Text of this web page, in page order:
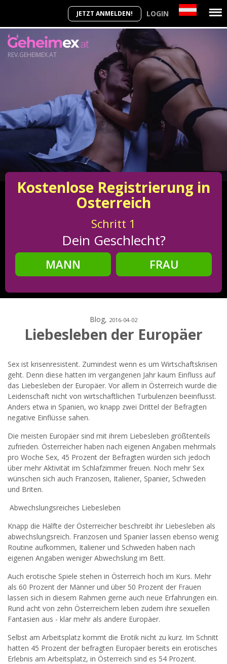
JETZT ANMELDEN! LOGIN
REV.GEHEIMEX.AT
Kostenlose Registrierung in
Osterreich
Schritt 1
Dein Geschlecht?
MANN
FRAU
Schritt2
Schritt3
Deine E-Mail?
Nutzungsbedingungenund derDatenschutzerklärung
einverstanden. Ich erhalte Informationen und Angebote des
Betreibers per E-Mail, der Zusendung kann ich jederzeit
widersprechen.
JETZT ANMELDEN!
Blog, 2016-04-02
Liebesleben der Europäer
Sex ist krisenresistent. Zumindest wenn es um Wirtschaftskrisen
geht. Denn diese hatten im vergangenen Jahr kaum Einfluss auf
das Liebesleben der Europäer. Vor allem in Österreich wurde die
Leidenschaft nicht von wirtschaftlichen Turbulenzen beeinflusst.
Anders etwa in Spanien, wo knapp zwei Drittel der Befragten
negative Einflüsse sahen.
Die meisten Europäer sind mit ihrem Liebesleben größtenteils
zufrieden. Österreicher haben nach eigenen Angaben mehrmals
pro Woche Sex, 45 Prozent der Befragten würden sich jedoch
über mehr Aktivität im Schlafzimmer freuen. Noch mehr Sex
wünschen sich auch Franzosen, Italiener, Spanier, Schweden
und Briten.
Abwechslungsreiches Liebesleben
Knapp die Hälfte der Österreicher beschreibt ihr Liebesleben als
abwechslungsreich. Franzosen und Spanier lassen ebenso wenig
Routine aufkommen, Italiener und Schweden haben nach
eigenen Angaben weniger Abwechslung im Bett.
Auch erotische Spiele stehen in Österreich hoch im Kurs. Mehr
als 60 Prozent der Männer und über 50 Prozent der Frauen
lassen sich in diesem Rahmen gerne auch neue Erfahrungen ein.
Rund acht von zehn Österreichern leben zudem ihre sexuellen
Fantasien aus - klar mehr als andere Europäer.
Selbst am Arbeitsplatz kommt die Erotik nicht zu kurz. Im Schnitt
hatten 45 Prozent der befragten Europäer bereits ein erotisches
Erlebnis am Arbeitsplatz, in Österreich sind es 54 Prozent.